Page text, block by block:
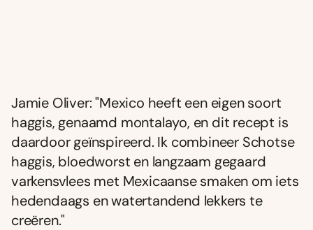
Jamie Oliver: "Mexico heeft een eigen soort
haggis, genaamd montalayo, en dit recept is
daardoor geïnspireerd. Ik combineer Schotse
haggis, bloedworst en langzaam gegaard
varkensvlees met Mexicaanse smaken om iets
hedendaags en watertandend lekkers te
creëren."